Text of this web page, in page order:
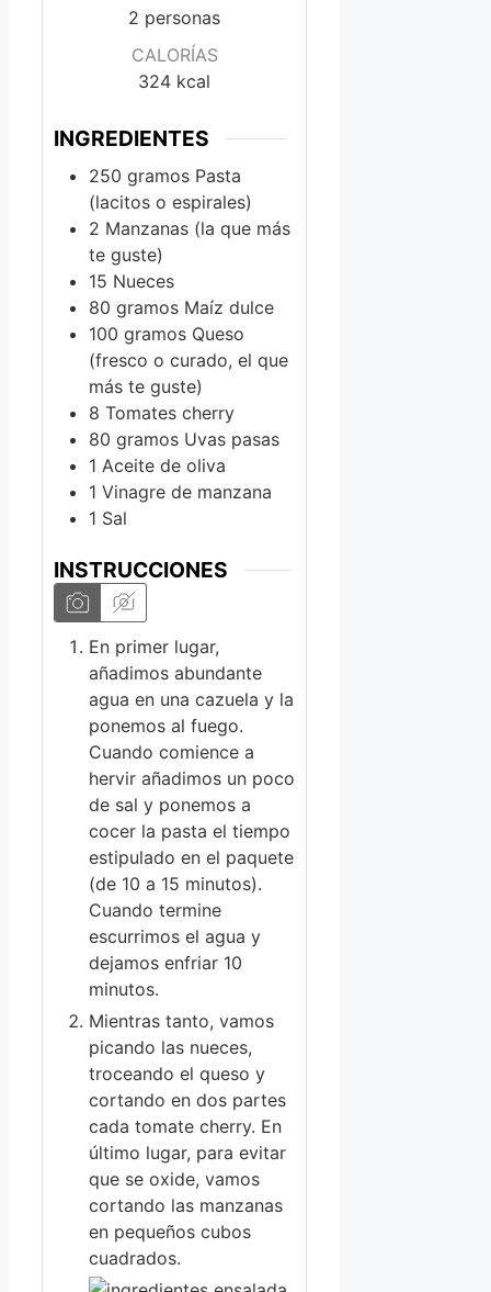
2 personas
CALORÍAS
324 kcal
INGREDIENTES
250 gramos Pasta
(lacitos o espirales)
2 Manzanas (la que más
te guste)
15 Nueces
80 gramos Maíz dulce
100 gramos Queso
(fresco o curado, el que
más te guste)
8 Tomates cherry
80 gramos Uvas pasas
1 Aceite de oliva
1 Vinagre de manzana
1 Sal
INSTRUCCIONES
En primer lugar,
añadimos abundante
agua en una cazuela y la
ponemos al fuego.
Cuando comience a
hervir añadimos un poco
de sal y ponemos a
cocer la pasta el tiempo
estipulado en el paquete
(de 10 a 15 minutos).
Cuando termine
escurrimos el agua y
dejamos enfriar 10
minutos.
Mientras tanto, vamos
picando las nueces,
troceando el queso y
cortando en dos partes
cada tomate cherry. En
último lugar, para evitar
que se oxide, vamos
cortando las manzanas
en pequeños cubos
cuadrados.